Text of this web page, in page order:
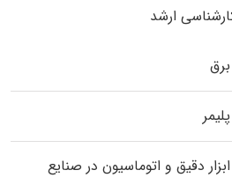
ارشد
دقیق و اتوماسیون در صنایع